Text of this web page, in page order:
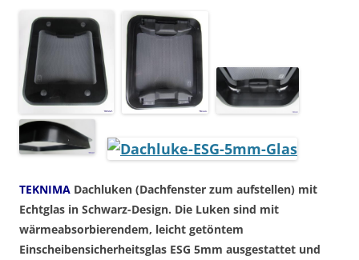
TEKNIMA Dachluken (Dachfenster zum aufstellen) mit
Echtglas in Schwarz-Design. Die Luken sind mit
wärmeabsorbierendem, leicht getöntem
Einscheibensicherheitsglas ESG 5mm ausgestattet und